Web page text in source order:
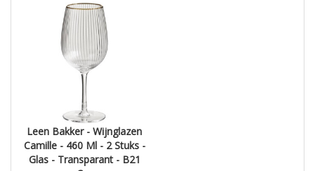
Leen Bakker - Wijnglazen
Camille - 460 Ml - 2 Stuks -
Glas - Transparant - B21